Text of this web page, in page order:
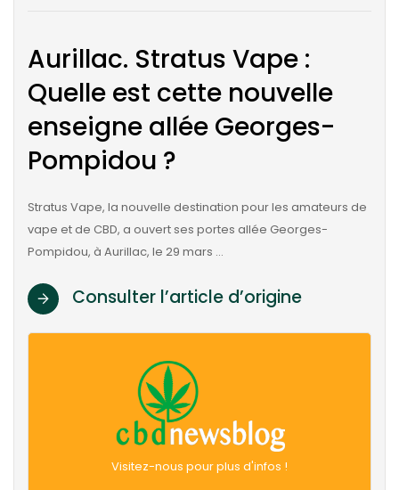
Aurillac. Stratus Vape :
Quelle est cette nouvelle
enseigne allée Georges-
Pompidou ?
Stratus Vape, la nouvelle destination pour les amateurs de
vape et de CBD, a ouvert ses portes allée Georges-
Pompidou, à Aurillac, le 29 mars …
Consulter l’article d’origine
Visitez-nous pour plus d'infos !